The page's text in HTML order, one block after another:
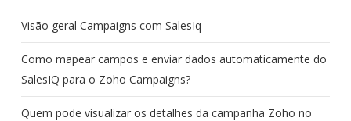
Visão geral Campaigns com SalesIq
Como mapear campos e enviar dados automaticamente do
SalesIQ para o Zoho Campaigns?
Quem pode visualizar os detalhes da campanha Zoho no